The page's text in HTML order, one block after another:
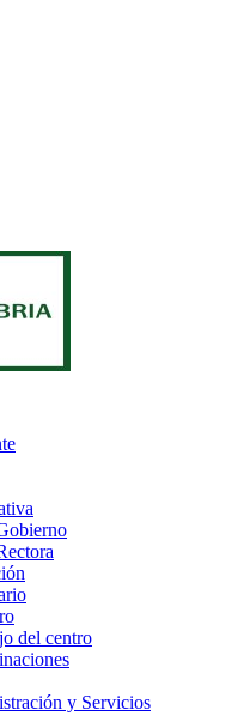
del centro
y Servicios